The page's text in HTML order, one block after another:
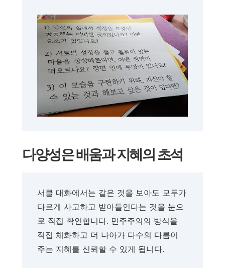
다양성은 배움과 지혜의 초석
서클 대화에서는 같은 것을 보아도 모두가
다르게 사고하고 받아들인다는 것을 눈으
로 직접 확인합니다. 민주주의의 방식을
직접 체화하고 더 나아가 다수의 다름이
주는 지혜를 신뢰할 수 있게 됩니다.